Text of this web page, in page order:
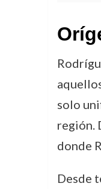
solo
región.
donde
Desde